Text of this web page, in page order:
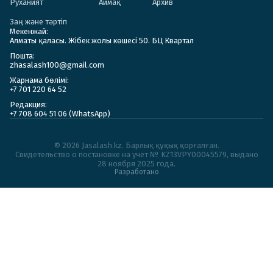
Руханият Аймақ Архив
Заң және тәртіп
Мекенжай:
Алматы қаласы. Жібек жолы көшесі 50. БЦ Квартал
Пошта:
zhasalash100@gmail.com
Жарнама бөлімі:
+7 701 220 64 52
Редакция:
+7 708 604 51 06 (WhatsApp)
© 2026 Jasalash.kz. Барлық құқық қорғалған.
Cвидетельство о постановке на учет № KZ13VPY00045579, выдано
28 ноября 2025 года.
Разработано